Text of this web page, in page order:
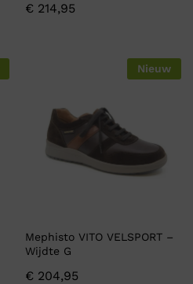
€ 214,95
Nieuw
Mephisto VITO VELSPORT –
Wijdte G
€ 204,95